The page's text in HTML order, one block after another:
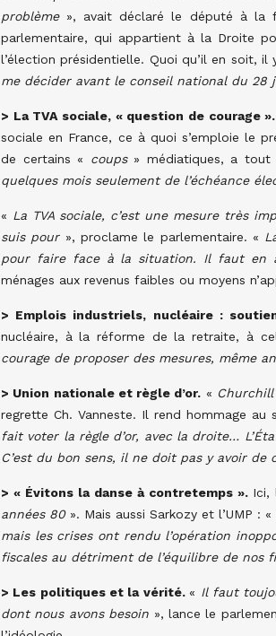
problème », avait déclaré le député à la
parlementaire, qui appartient à la Droite
l’élection présidentielle. Quoi qu’il en soit, il
me décider avant le conseil national du 28
> La TVA sociale, « question de courage ».
sociale en France, ce à quoi s’emploie le
de certains « coups» médiatiques, a tout
quelques mois seulement de l’échéance
« La TVA sociale, c’est une mesure très
suis pour », proclame le parlementaire. «
pour faire face à la situation. Il faut en
ménages aux revenus faibles ou moyens
> Emplois industriels, nucléaire :
nucléaire, à la réforme de la retraite, à
courage de proposer des mesures, même
> Union nationale et règle d’or. «
regrette Ch. Vanneste. Il rend hommage
fait voter la règle d’or, avec la droite…
C’est du bon sens, il ne doit pas y avoir de
> « Évitons la danse à contretemps ». Ici,
années 80 ». Mais aussi Sarkozy et l’UMP : «
mais les crises ont rendu l’opération
fiscales au détriment de l’équilibre de nos
> Les politiques et la vérité.« Il faut
dont nous avons besoin », lance le